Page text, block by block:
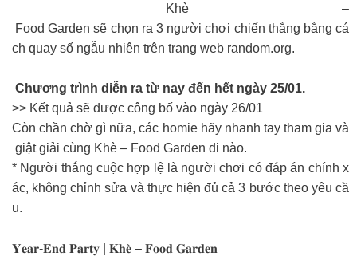
Khè –
Food Garden sẽ chọn ra 3 người chơi chiến thắng bằng cá
ch quay số ngẫu nhiên trên trang web random.org.
Chương trình diễn ra từ nay đến hết ngày 25/01.
>> Kết quả sẽ được công bố vào ngày 26/01
Còn chần chờ gì nữa, các homie hãy nhanh tay tham gia và
giật giải cùng Khè – Food Garden đi nào.
* Người thắng cuộc hợp lệ là người chơi có đáp án chính x
ác, không chỉnh sửa và thực hiện đủ cả 3 bước theo yêu cầ
u.
𝐘𝐞𝐚𝐫-𝐄𝐧𝐝 𝐏𝐚𝐫𝐭𝐲 | 𝐊𝐡𝐞̀ – 𝐅𝐨𝐨𝐝 𝐆𝐚𝐫𝐝𝐞𝐧